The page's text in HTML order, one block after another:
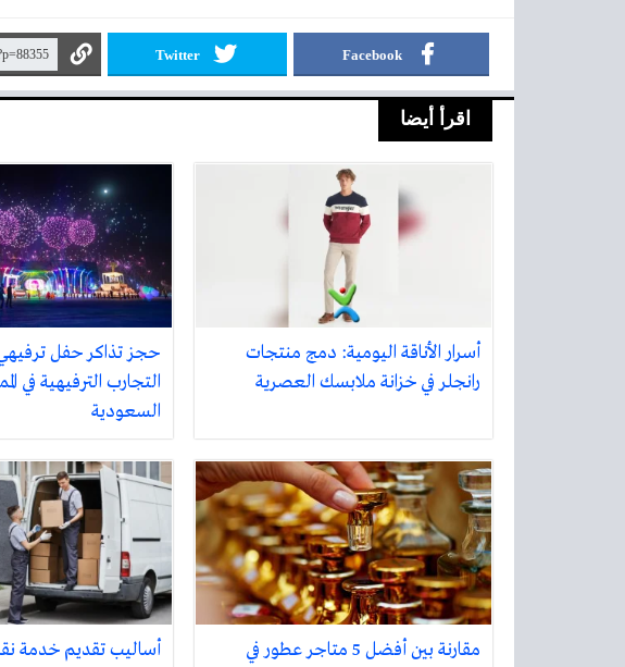
Facebook
Twitter
اقرأ أيضا
أسرار الأناقة اليومية: دمج منتجات
رانجلر في خزانة ملابسك العصرية
حجز تذاكر حفل
التجارب الترفيهية في
السعودية
مقارنة بين أفضل 5 متاجر عطور في
أساليب تقديم خدمة